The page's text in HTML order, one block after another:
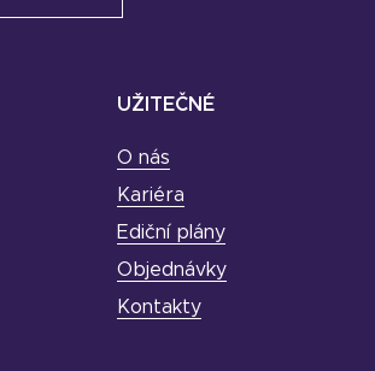
UŽITEČNÉ
O nás
Kariéra
Ediční plány
Objednávky
Kontakty